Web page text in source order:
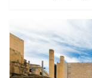
Ten rok
historii”. To
która po raz
ale także
Niewielkie